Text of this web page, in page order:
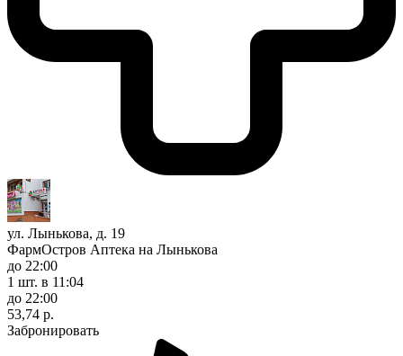
ул. Лынькова, д. 19
ФармОстров Аптека на Лынькова
до 22:00
1 шт. в 11:04
до 22:00
53,74 р.
Забронировать